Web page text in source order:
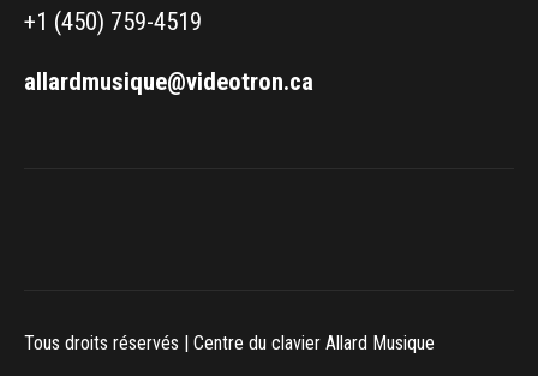
+1 (450) 759-4519
allardmusique@videotron.ca
Tous droits réservés | Centre du clavier Allard Musique